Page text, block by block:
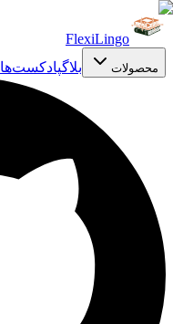
FlexiLingo
محصولات بلاگپادکست‌ها